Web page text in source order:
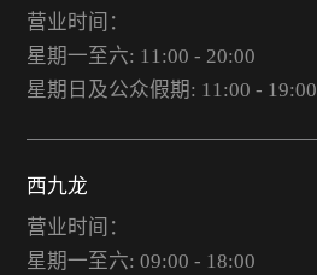
营业时间：
星期一至六: 11:00 - 20:00
星期日及公众假期: 11:00 - 19:00
西九龙
营业时间：
星期一至六: 09:00 - 18:00